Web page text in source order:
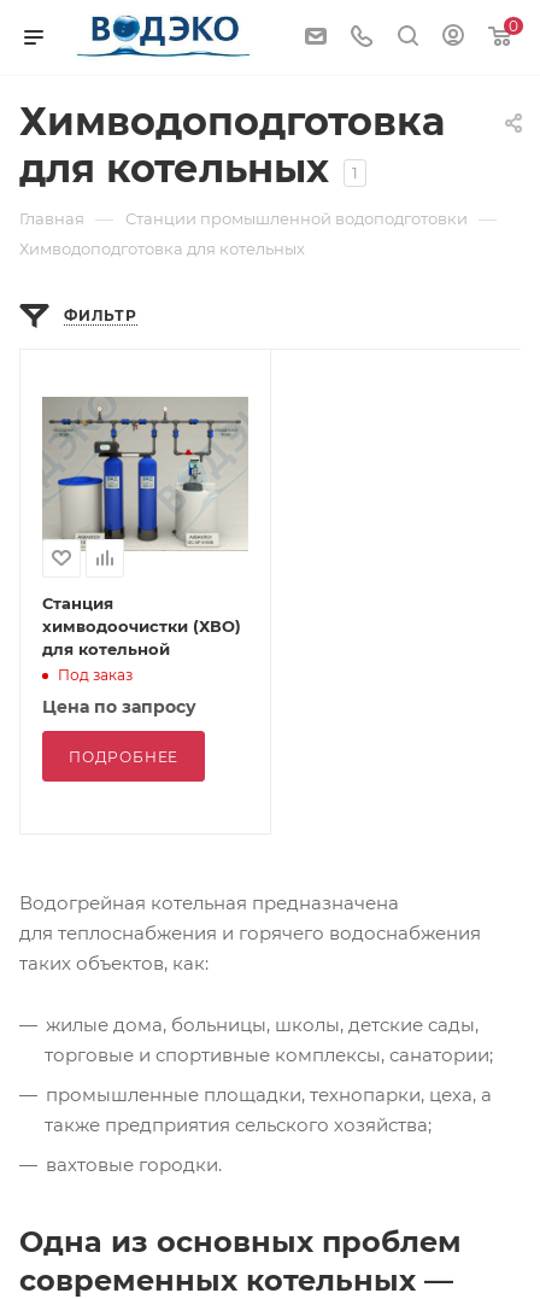
0
Химводоподготовка
для котельных
1
Главная — Станции промышленной водоподготовки —
Химводоподготовка для котельных
ФИЛЬТР
Станция
химводоочистки (ХВО)
для котельной
Под заказ
Цена по запросу
ПОДРОБНЕЕ
Водогрейная котельная предназначена
для теплоснабжения и горячего водоснабжения
таких объектов, как:
жилые дома, больницы, школы, детские сады,
торговые и спортивные комплексы, санатории;
промышленные площадки, технопарки, цеха, а
также предприятия сельского хозяйства;
вахтовые городки.
Одна из основных проблем
современных котельных —